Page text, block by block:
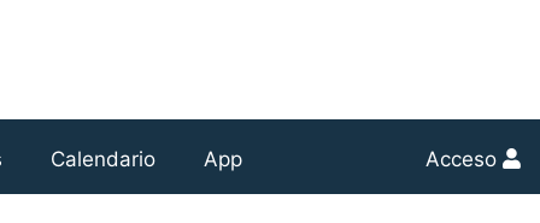
Calendario App Acceso